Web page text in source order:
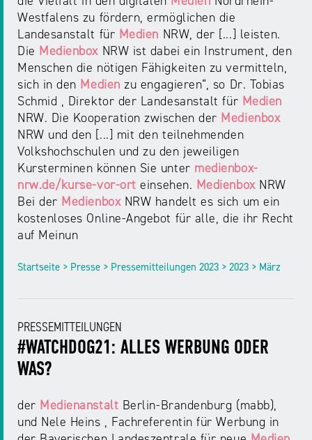
Westfalens zu fördern, ermöglichen die
Landesanstalt für Medien NRW, der [...] leisten.
Die Medienbox NRW ist dabei ein Instrument, den
Menschen die nötigen Fähigkeiten zu vermitteln,
sich in den Medien zu engagieren“, so Dr. Tobias
Schmid , Direktor der Landesanstalt für Medien
NRW. Die Kooperation zwischen der Medienbox
NRW und den [...] mit den teilnehmenden
Volkshochschulen und zu den jeweiligen
Kursterminen können Sie unter medienbox-
nrw.de/kurse-vor-ort einsehen. MedienboxNRW
Bei der MedienboxNRW handelt es sich um ein
kostenloses Online-Angebot für alle, die ihr Recht
auf Meinun
Startseite > Presse > Pressemitteilungen 2023 > 2023 > März
PRESSEMITTEILUNGEN
#WATCHDOG21: ALLES WERBUNG ODER
WAS?
der Medienanstalt Berlin-Brandenburg (mabb),
und Nele Heins , Fachreferentin für Werbung in